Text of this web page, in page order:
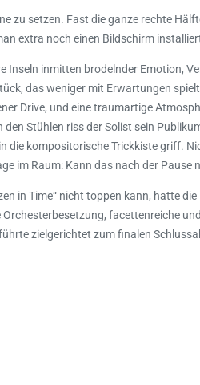
zu setzen. Fast die ganze rechte
extra noch einen Bildschirm
inmitten brodelnder Emotion,
das weniger mit Erwartungen
Drive, und eine traumartige
den Stühlen riss der Solist sein
die kompositorische Trickkiste griff.
im Raum: Kann das nach der Pause
in Time“ nicht toppen kann, hatte
facettenreiche
zielgerichtet zum finalen